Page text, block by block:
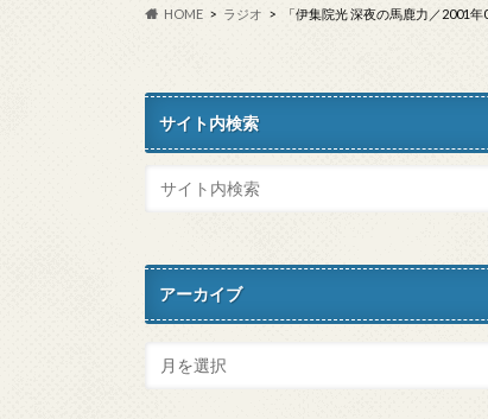
HOME ラジオ 「伊集院光 深夜の馬鹿力／2001
サイト内検索
アーカイブ